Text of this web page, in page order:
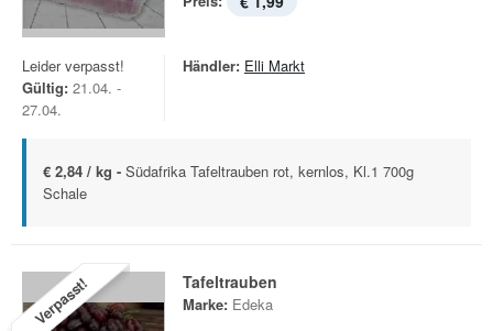
Leider verpasst!
Gültig: 21.04. -
27.04.
Händler: Elli Markt
€ 2,84 / kg - Südafrika Tafeltrauben rot, kernlos, Kl.1 700g
Schale
Verpasst! Tafeltrauben
Marke: Edeka